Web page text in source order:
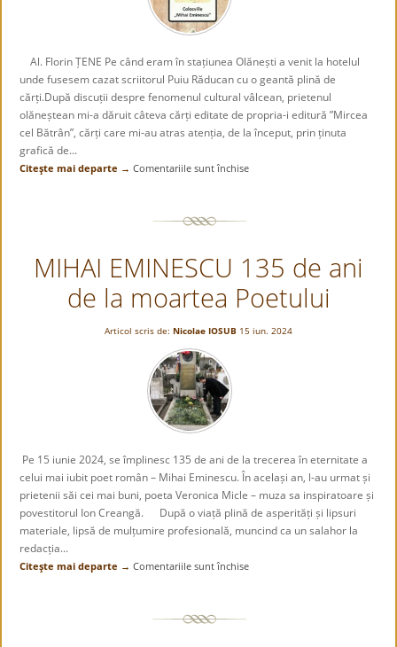
Al. Florin ȚENE Pe când eram în stațiunea Olănești a venit la hotelul
unde fusesem cazat scriitorul Puiu Răducan cu o geantă plină de
cărți.După discuții despre fenomenul cultural vâlcean, prietenul
olăneștean mi-a dăruit câteva cărți editate de propria-i editură ”Mircea
cel Bătrân”, cărți care mi-au atras atenția, de la început, prin ținuta
grafică de...
Citeşte mai departe → Comentariile sunt închise
ridicat
lui
Eminescu
MIHAI EMINESCU 135 de ani
de la moartea Poetului
Articol scris de: Nicolae IOSUB 15 iun. 2024
Pe 15 iunie 2024, se împlinesc 135 de ani de la trecerea în eternitate a
celui mai iubit poet român – Mihai Eminescu. În același an, l-au urmat și
prietenii săi cei mai buni, poeta Veronica Micle – muza sa inspiratoare și
povestitorul Ion Creangă. După o viață plină de asperități și lipsuri
materiale, lipsă de mulțumire profesională, muncind ca un salahor la
redacția...
Citeşte mai departe → Comentariile sunt închise